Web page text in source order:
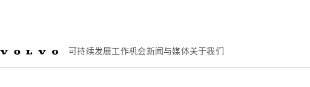
可持续发展工作机会新闻与媒体关于我们